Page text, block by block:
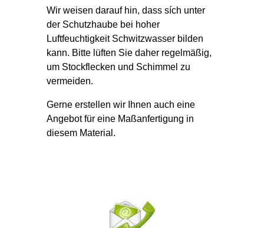
Wir weisen darauf hin, dass sích unter
der Schutzhaube bei hoher
Luftfeuchtigkeit Schwitzwasser bilden
kann. Bitte lüften Sie daher regelmäßig,
um Stockflecken und Schimmel zu
vermeiden.
Gerne erstellen wir Ihnen auch eine
Angebot für eine Maßanfertigung in
diesem Material.